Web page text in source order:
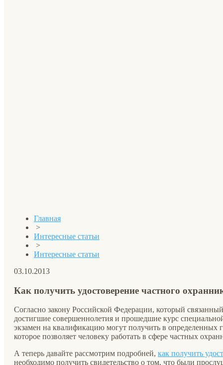
Главная
>
Интересные статьи
>
Интересные статьи
03.10.2013
Как получить удостоверение частного
Согласно закону Российской Федерации, который
достигшие совершеннолетия и прошедшие курс
экзамен на квалификацию могут получить в определенных
которое позволяет человеку работать в сфере частных
А теперь давайте рассмотрим подробней, как получить
необходимо получить свидетельство о том, что были